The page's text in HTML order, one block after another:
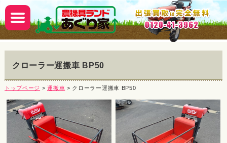
クローラー運搬車 BP50
トップページ >運搬車 > クローラー運搬車 BP50